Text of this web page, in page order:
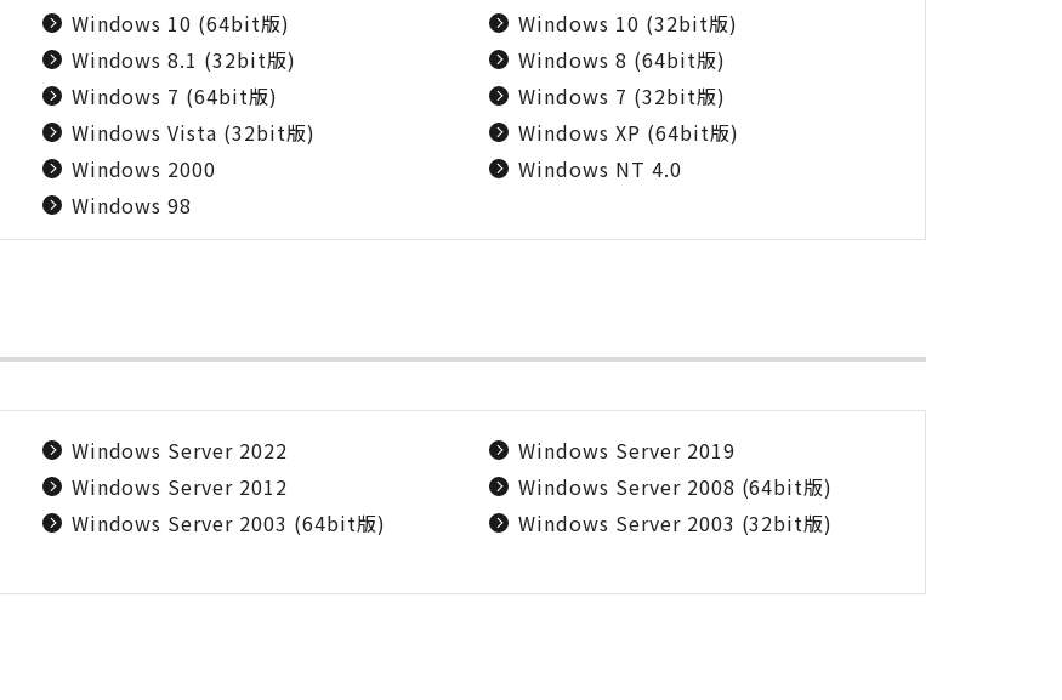
Windows 10 (64bit版)
Windows 10 (32bit版)
Windows 8.1 (32bit版)
Windows 8 (64bit版)
Windows 7 (64bit版)
Windows 7 (32bit版)
Windows Vista (32bit版)
Windows XP (64bit版)
Windows 2000
Windows NT 4.0
Windows 98
Windows Server 2022
Windows Server 2019
Windows Server 2012
Windows Server 2008 (64bit版)
Windows Server 2003 (64bit版)
Windows Server 2003 (32bit版)